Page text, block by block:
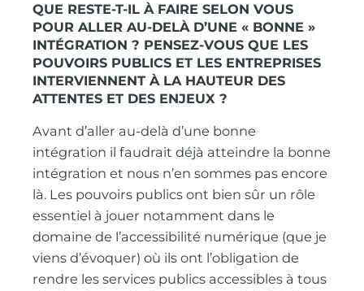
QUE RESTE-T-IL À FAIRE SELON VOUS
POUR ALLER AU-DELÀ D’UNE « BONNE »
INTÉGRATION ? PENSEZ-VOUS QUE LES
POUVOIRS PUBLICS ET LES ENTREPRISES
INTERVIENNENT À LA HAUTEUR DES
ATTENTES ET DES ENJEUX ?
Avant d’aller au-delà d’une bonne
intégration il faudrait déjà atteindre la bonne
intégration et nous n’en sommes pas encore
là. Les pouvoirs publics ont bien sûr un rôle
essentiel à jouer notamment dans le
domaine de l’accessibilité numérique (que je
viens d’évoquer) où ils ont l’obligation de
rendre les services publics accessibles à tous